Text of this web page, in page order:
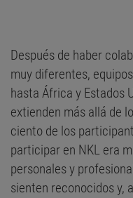
Después de haber
muy diferentes,
hasta África y Estados
extienden más allá de
ciento de los
participar en NKL era
personales y
sienten reconocidos y,